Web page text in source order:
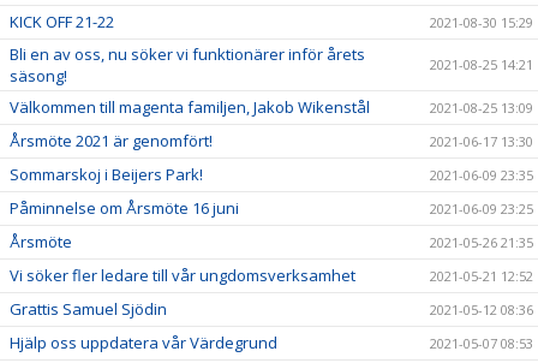
KICK OFF 21-22 2021-08-30 15:29
Bli en av oss, nu söker vi funktionärer inför årets
säsong!
2021-08-25 14:21
Välkommen till magenta familjen, Jakob Wikenstål 2021-08-25 13:09
Årsmöte 2021 är genomfört! 2021-06-17 13:30
Sommarskoj i Beijers Park! 2021-06-09 23:35
Påminnelse om Årsmöte 16 juni 2021-06-09 23:25
Årsmöte 2021-05-26 21:35
Vi söker fler ledare till vår ungdomsverksamhet 2021-05-21 12:52
Grattis Samuel Sjödin 2021-05-12 08:36
Hjälp oss uppdatera vår Värdegrund 2021-05-07 08:53